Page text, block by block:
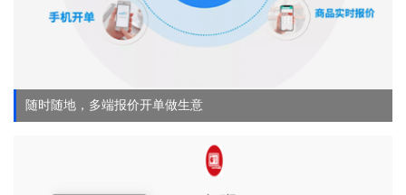
随时随地，多端报价开单做生意